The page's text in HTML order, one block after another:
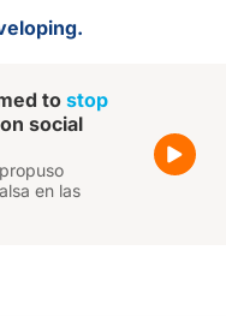
to stop
social
en las